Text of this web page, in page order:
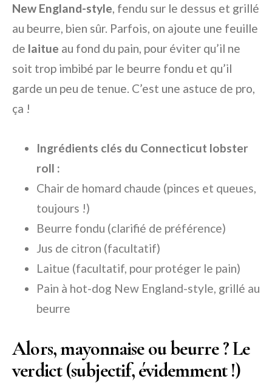
New England-style, fendu sur le dessus et grillé
au beurre, bien sûr. Parfois, on ajoute une feuille
de laitue au fond du pain, pour éviter qu’il ne
soit trop imbibé par le beurre fondu et qu’il
garde un peu de tenue. C’est une astuce de pro,
ça !
Ingrédients clés du Connecticut lobster
roll :
Chair de homard chaude (pinces et queues,
toujours !)
Beurre fondu (clarifié de préférence)
Jus de citron (facultatif)
Laitue (facultatif, pour protéger le pain)
Pain à hot-dog New England-style, grillé au
beurre
Alors, mayonnaise ou beurre ? Le
verdict (subjectif, évidemment !)